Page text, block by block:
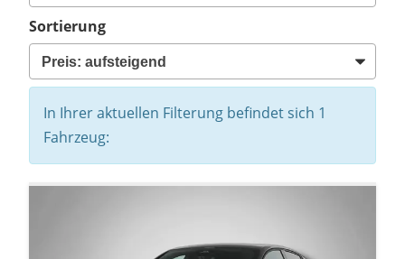
Sortierung
In Ihrer aktuellen Filterung befindet sich 1
Fahrzeug: